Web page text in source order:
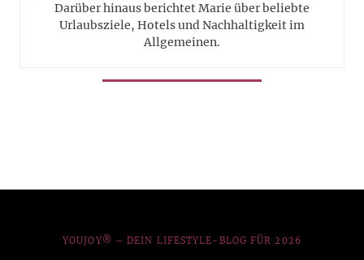
Darüber hinaus berichtet Marie über beliebte
Urlaubsziele, Hotels und Nachhaltigkeit im
Allgemeinen.
YOUJOY® – DEIN LIFESTYLE-BLOG FÜR 2026